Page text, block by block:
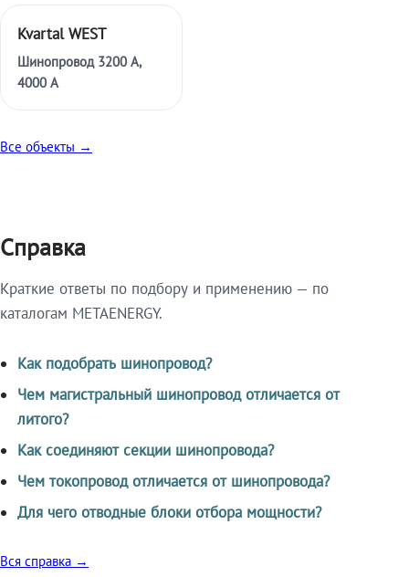
Kvartal WEST
Шинопровод 3200 А,
4000 А
Все объекты →
Справка
Краткие ответы по подбору и применению — по
каталогам METAENERGY.
Как подобрать шинопровод?
Чем магистральный шинопровод отличается от
литого?
Как соединяют секции шинопровода?
Чем токопровод отличается от шинопровода?
Для чего отводные блоки отбора мощности?
Вся справка →